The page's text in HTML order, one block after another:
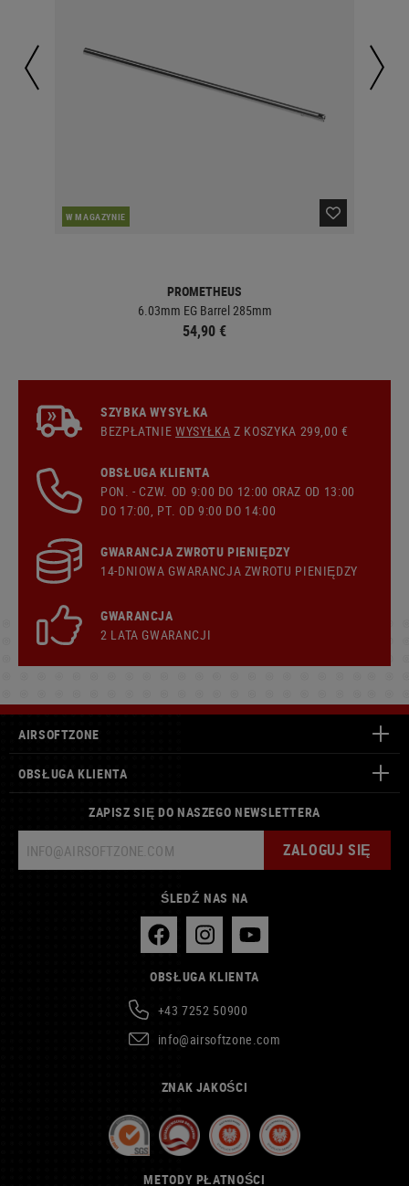
W MAGAZYNIE
PROMETHEUS
6.03mm EG Barrel 285mm
54,90 €
SZYBKA WYSYŁKA
BEZPŁATNIEWYSYŁKA Z KOSZYKA 299,00 €
OBSŁUGA KLIENTA
PON. - CZW. OD 9:00 DO 12:00 ORAZ OD 13:00
DO 17:00, PT. OD 9:00 DO 14:00
GWARANCJA ZWROTU PIENIĘDZY
14-DNIOWA GWARANCJA ZWROTU PIENIĘDZY
GWARANCJA
2 LATA GWARANCJI
AIRSOFTZONE
OBSŁUGA KLIENTA
ZAPISZ SIĘ DO NASZEGO NEWSLETTERA
ZALOGUJ SIĘ
ŚLEDŹ NAS NA
OBSŁUGA KLIENTA
+43 7252 50900
info@airsoftzone.com
ZNAK JAKOŚCI
METODY PŁATNOŚCI